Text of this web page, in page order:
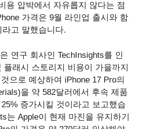
용 압박에서 자유롭지 않다는 점
가격은 9월 라인업 출시와 함
고 말했습니다.
연구 회사인 TechInsights를 인
플래시 스토리지 비용이 가을까지
으로 예상하여 iPhone 17 Pro의
을 약 582달러에서 후속 제품
증가시킬 것이라고 보고했습
는 Apple이 현재 마진을 유지하기